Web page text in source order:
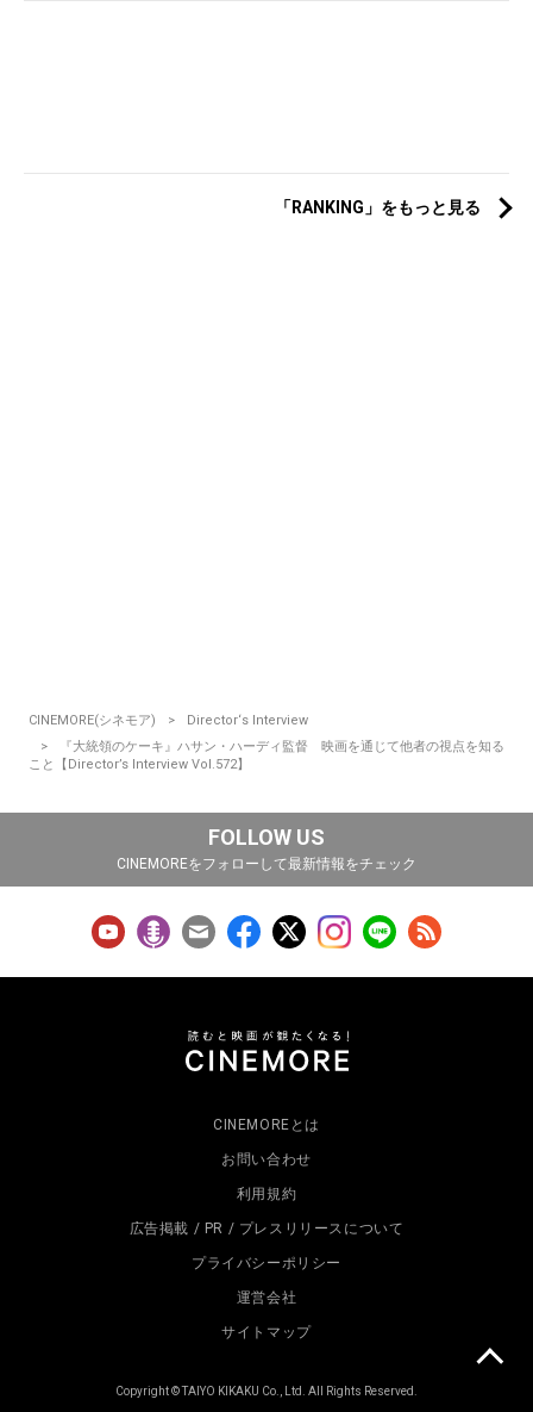
「RANKING」をもっと見る
CINEMORE(シネモア)
Director‘s Interview
『大統領のケーキ』ハサン・ハーディ監督 映画を通じて他者の視点を知る
こと【Director’s Interview Vol.572】
FOLLOW US
CINEMOREをフォローして最新情報をチェック
CINEMOREとは
お問い合わせ
利用規約
広告掲載 / PR / プレスリリースについて
プライバシーポリシー
運営会社
サイトマップ
Copyright © TAIYO KIKAKU Co., Ltd. All Rights Reserved.